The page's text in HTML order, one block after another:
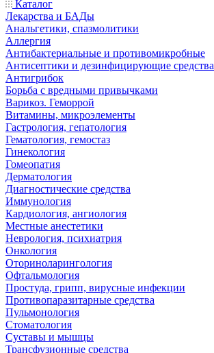
Каталог
Лекарства и БАДы
Анальгетики, спазмолитики
Аллергия
Антибактериальные и противомикробные
Антисептики и дезинфицирующие средства
Антигрибок
Борьба с вредными привычками
Варикоз. Геморрой
Витамины, микроэлементы
Гастрология, гепатология
Гематология, гемостаз
Гинекология
Гомеопатия
Дерматология
Диагностические средства
Иммунология
Кардиология, ангиология
Местные анестетики
Неврология, психиатрия
Онкология
Оториноларингология
Офтальмология
Простуда, грипп, вирусные инфекции
Противопаразитарные средства
Пульмонология
Стоматология
Суставы и мышцы
Трансфузионные средства